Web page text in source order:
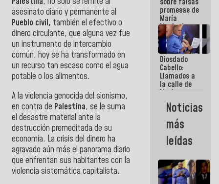
asesinato diario y permanente al
Pueblo civil, también el efectivo o
dinero circulante, que alguna vez fue
un instrumento de intercambio
común, hoy se ha transformado en
un recurso tan escaso como el agua
potable o los alimentos.
A la violencia genocida del sionismo,
en contra de Palestina, se le suma
el desastre material ante la
destrucción premeditada de su
economía. La crisis del dinero ha
agravado aún más el panorama diario
que enfrentan sus habitantes con la
violencia sistemática capitalista.
Venezuela
promesas de
María
Machado:
¿Quién le
puede creer?
¿Y la gente
que ella iba
a salvar en
La Guaira?
Diosdado
Cabello:
Llamados a
la calle de
María
Machado se
estrellaron
de frente
contra el
Pueblo
Noticias
más
leídas